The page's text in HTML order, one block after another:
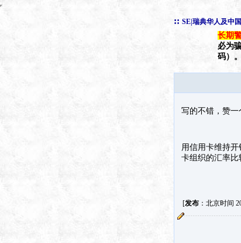
:: SE|瑞典华人及中
长期
必为
码）。
写的不错，赞一
用信用卡维持
卡组织的汇率比
[发布：北京时间